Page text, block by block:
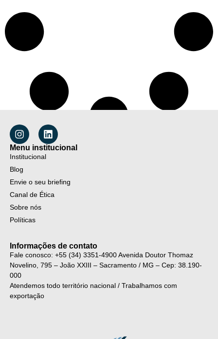
Menu institucional
Institucional
Blog
Envie o seu briefing
Canal de Ética
Sobre nós
Políticas
Informações de contato
Fale conosco: +55 (34) 3351-4900Avenida Doutor Thomaz
Novelino, 795 – João XXIII – Sacramento / MG – Cep: 38.190-
000
Atendemos todo território nacional / Trabalhamos com
exportação